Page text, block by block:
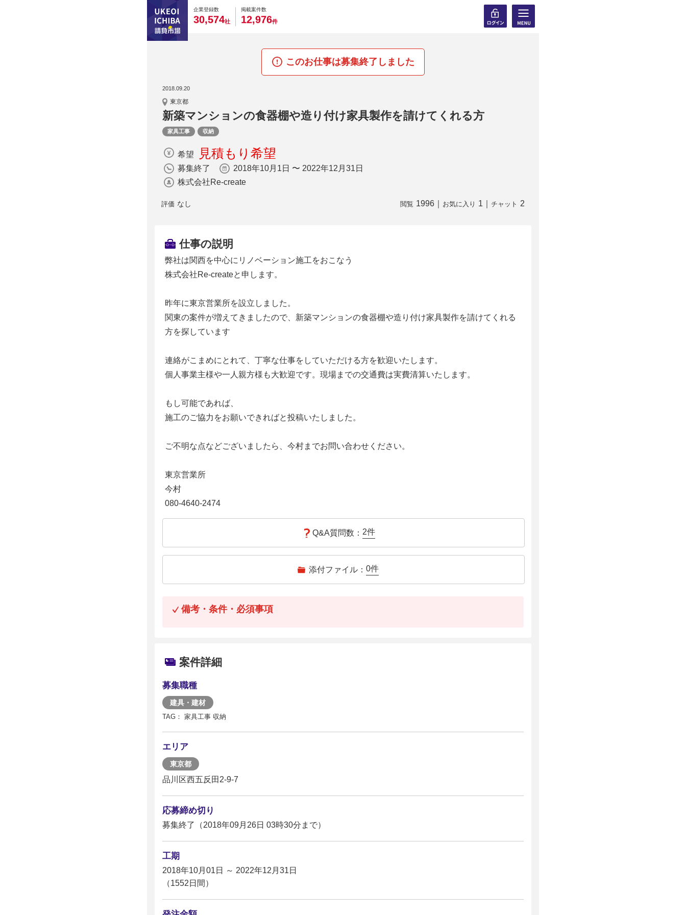
企業登録数
0
3
0
0,
0
5
0
74社
掲載案件数
0
1
0
2,
0
9
0
76件
このお仕事は募集終了しました
2018.09.20
東京都
新築マンションの食器棚や造り付け家具製作を請けてくれる方
家具工事 収納
希望 見積もり希望
募集終了
2018年10月1日 〜 2022年12月31日
株式会社Re-create
評価 なし 閲覧 1996 お気に入り 1 チャット 2
仕事の説明
弊社は関西を中心にリノベーション施工をおこなう
株式会社Re-createと申します。
昨年に東京営業所を設立しました。
関東の案件が増えてきましたので、新築マンションの食器棚や造り付け家具製作を請けてくれる
方を探しています
連絡がこまめにとれて、丁寧な仕事をしていただける方を歓迎いたします。
個人事業主様や一人親方様も大歓迎です。現場までの交通費は実費清算いたします。
もし可能であれば、
施工のご協力をお願いできればと投稿いたしました。
ご不明な点などございましたら、今村までお問い合わせください。
東京営業所
今村
080-4640-2474
Q&A質問数： 2件
添付ファイル： 0件
備考・条件・必須事項
案件詳細
募集職種
建具・建材
TAG： 家具工事 収納
エリア
東京都
品川区西五反田2-9-7
応募締め切り
募集終了（2018年09月26日 03時30分まで）
工期
2018年10月01日 ～ 2022年12月31日
（1552日間）